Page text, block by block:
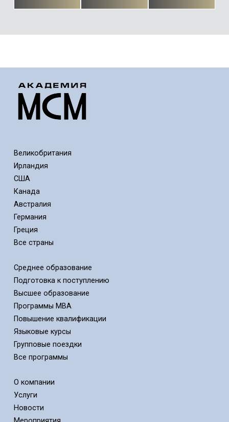
Великобритания
Ирландия
США
Канада
Австралия
Германия
Греция
Все страны
Среднее образование
Подготовка к поступлению
Высшее образование
Программы MBA
Повышение квалификации
Языковые курсы
Групповые поездки
Все программы
О компании
Услуги
Новости